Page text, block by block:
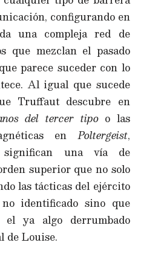
configurando en
una compleja red de
que mezclan el pasado
parece suceder con lo
Al igual que sucede
Truffaut descubre en
del tercer tipoo las
enPoltergeist,
significan una vía de
superior que no solo
las tácticas del ejército
identificado sino que
el ya algo derrumbado
de Louise.